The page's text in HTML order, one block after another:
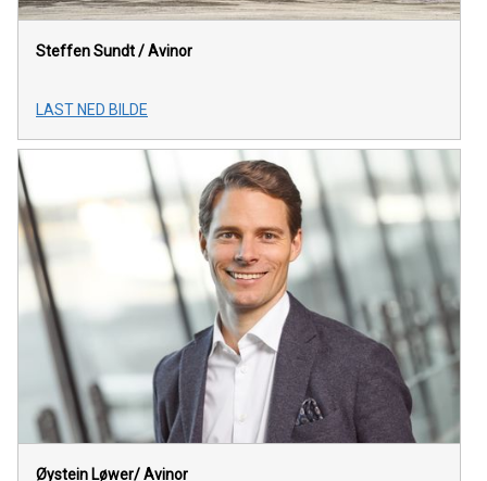
Steffen Sundt /Avinor
LAST NED BILDE
Øystein Løwer/Avinor